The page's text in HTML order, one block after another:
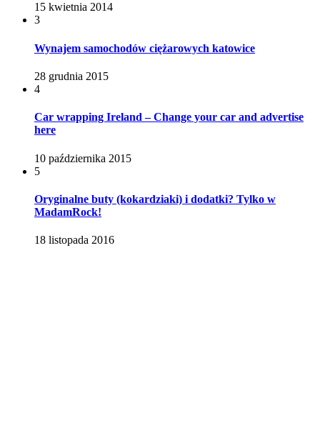
15 kwietnia 2014
3
Wynajem samochodów ciężarowych katowice
28 grudnia 2015
4
Car wrapping Ireland – Change your car and advertise
here
10 października 2015
5
Oryginalne buty (kokardziaki) i dodatki? Tylko w
MadamRock!
18 listopada 2016